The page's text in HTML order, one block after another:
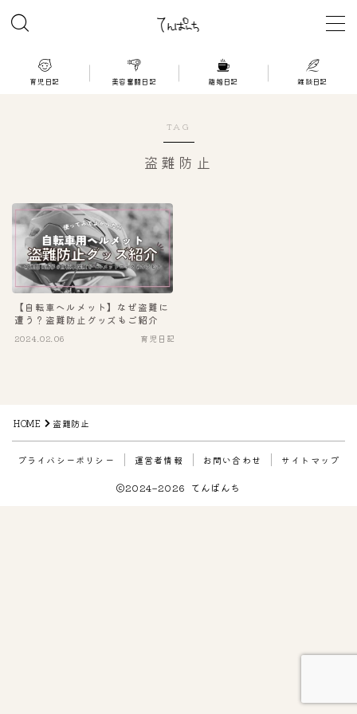
MENU
離婚日記
雑談日記
育児日記 美容奮闘日記 離婚日記 雑談日記
TAG
盗難防止
【自転車ヘルメット】なぜ盗難に
遭う？盗難防止グッズもご紹介
2024.02.06 育児日記
HOME 盗難防止
プライバシーポリシー 運営者情報 お問い合わせ サイトマップ
2024–2026 てんぱんち